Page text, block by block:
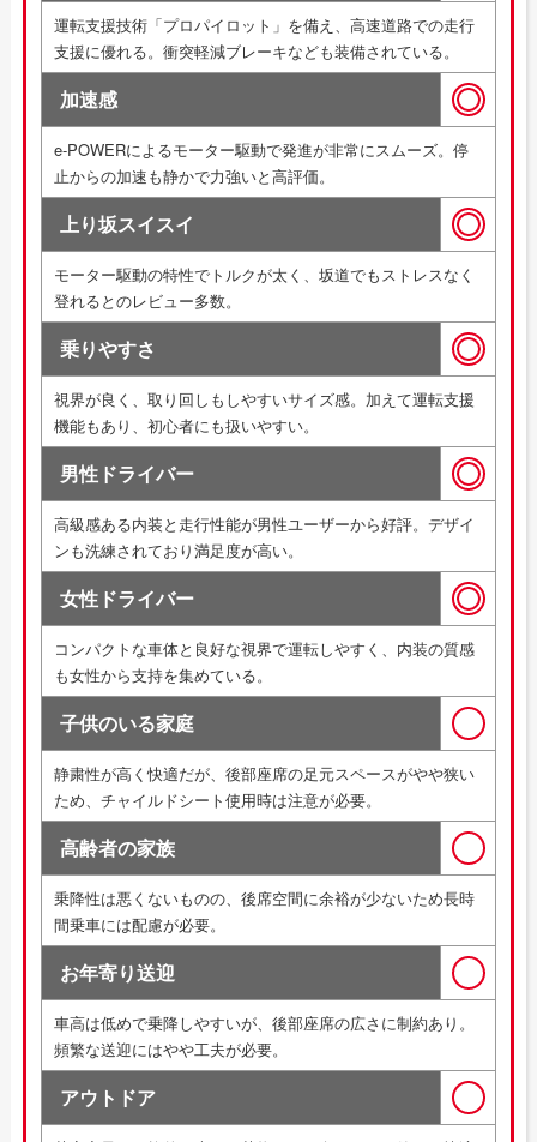
運転支援技術「プロパイロット」を備え、高速道路での走行
支援に優れる。衝突軽減ブレーキなども装備されている。
加速感
e-POWERによるモーター駆動で発進が非常にスムーズ。停
止からの加速も静かで力強いと高評価。
上り坂スイスイ
モーター駆動の特性でトルクが太く、坂道でもストレスなく
登れるとのレビュー多数。
乗りやすさ
視界が良く、取り回しもしやすいサイズ感。加えて運転支援
機能もあり、初心者にも扱いやすい。
男性ドライバー
高級感ある内装と走行性能が男性ユーザーから好評。デザイ
ンも洗練されており満足度が高い。
女性ドライバー
コンパクトな車体と良好な視界で運転しやすく、内装の質感
も女性から支持を集めている。
子供のいる家庭
静粛性が高く快適だが、後部座席の足元スペースがやや狭い
ため、チャイルドシート使用時は注意が必要。
高齢者の家族
乗降性は悪くないものの、後席空間に余裕が少ないため長時
間乗車には配慮が必要。
お年寄り送迎
車高は低めで乗降しやすいが、後部座席の広さに制約あり。
頻繁な送迎にはやや工夫が必要。
アウトドア